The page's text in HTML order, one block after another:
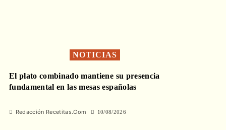
NOTICIAS
El plato combinado mantiene su presencia
fundamental en las mesas españolas
Redacción Recetitas.Com 10/08/2026